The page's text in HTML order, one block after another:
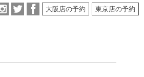
大阪店の予約 東京店の予約